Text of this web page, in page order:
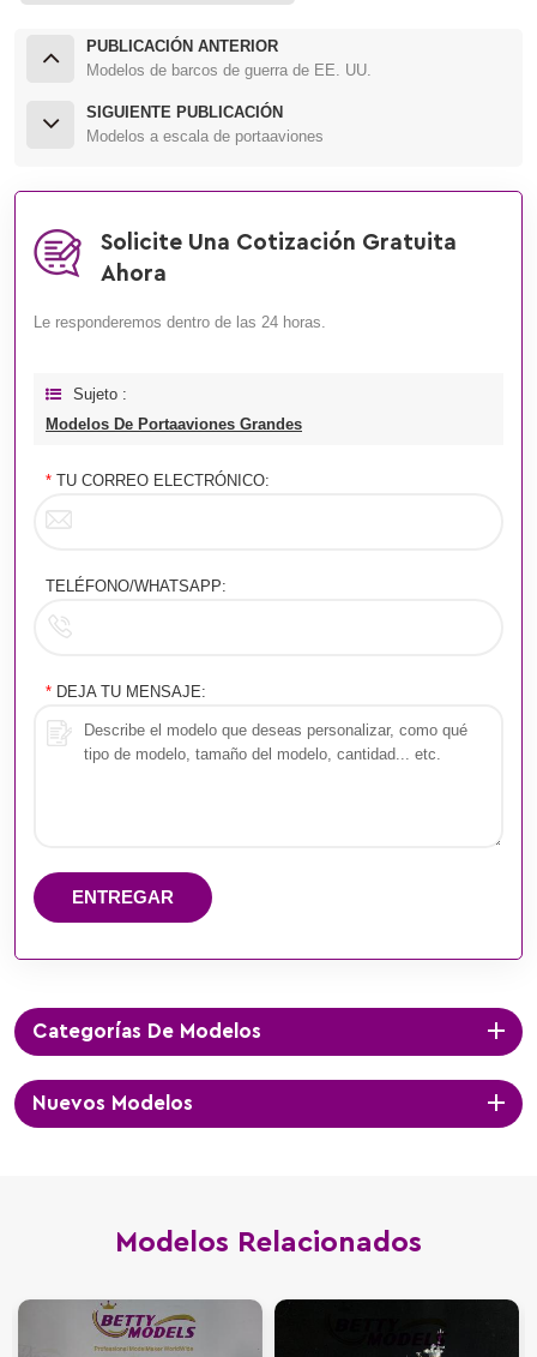
PUBLICACIÓN ANTERIOR
Modelos de barcos de guerra de EE. UU.
SIGUIENTE PUBLICACIÓN
Modelos a escala de portaaviones
Solicite Una Cotización Gratuita
Ahora
Le responderemos dentro de las 24 horas.
Sujeto :
Modelos De Portaaviones Grandes
* TU CORREO ELECTRÓNICO:
TELÉFONO/WHATSAPP:
* DEJA TU MENSAJE:
ENTREGAR
Categorías De Modelos
Nuevos Modelos
Modelos Relacionados